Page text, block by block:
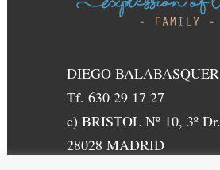
DIEGO BALABASQUER
Tf. 630 29 17 27
c) BRISTOL Nº 10, 3º Dr.
28028 MADRID